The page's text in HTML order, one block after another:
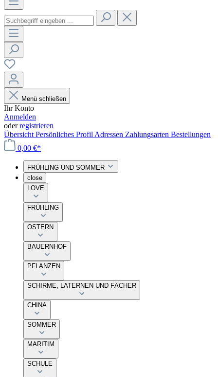
Menü schließen
Ihr Konto
Anmelden
oderregistrieren
Übersicht Persönliches Profil Adressen Zahlungsarten Bestellungen
0,00 €*
FRÜHLING UND SOMMER
close
LOVE
FRÜHLING
OSTERN
BAUERNHOF
PFLANZEN
SCHIRME, LATERNEN UND FÄCHER
CHINA
SOMMER
MARITIM
SCHULE